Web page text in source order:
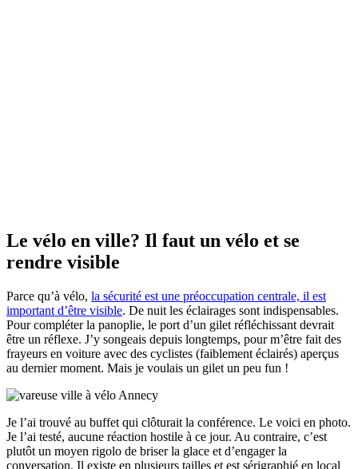
Le vélo en ville? Il faut un vélo et se
rendre visible
Parce qu’à vélo, la sécurité est une préoccupation centrale, il est
important d’être visible. De nuit les éclairages sont indispensables.
Pour compléter la panoplie, le port d’un gilet réfléchissant devrait
être un réflexe. J’y songeais depuis longtemps, pour m’être fait des
frayeurs en voiture avec des cyclistes (faiblement éclairés) aperçus
au dernier moment. Mais je voulais un gilet un peu fun !
Je l’ai trouvé au buffet qui clôturait la conférence. Le voici en photo.
Je l’ai testé, aucune réaction hostile à ce jour. Au contraire, c’est
plutôt un moyen rigolo de briser la glace et d’engager la
conversation. Il existe en plusieurs tailles et est sérigraphié en local